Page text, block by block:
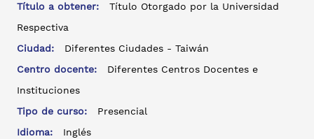
Título a obtener:
Título Otorgado por la Universidad
Respectiva
Ciudad:
Diferentes Ciudades - Taiwán
Centro docente:
Diferentes Centros Docentes e
Instituciones
Tipo de curso:
Presencial
Idioma:
Inglés